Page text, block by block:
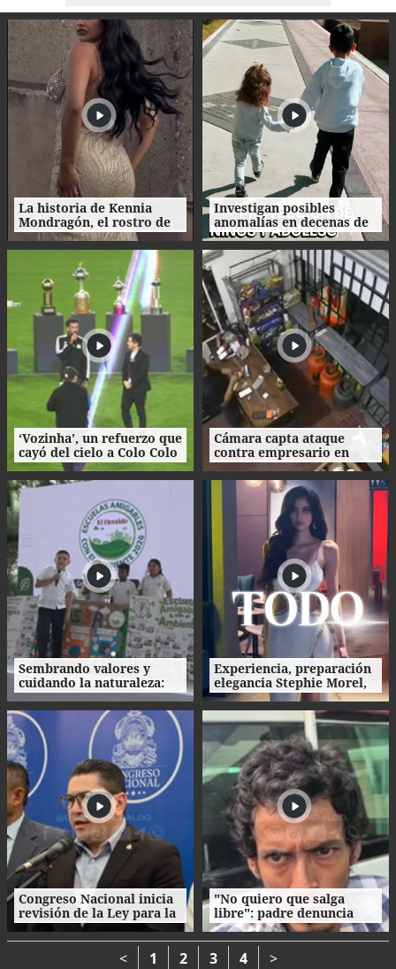
La historia de Kennia
Mondragón, el rostro de
Miss Francisco Morazán
que busca la corona
Investigan posibles
anomalías en decenas de
procesos de adopción en
Honduras
‘Vozinha’, un refuerzo que
cayó del cielo a Colo Colo
como su camiseta en la
bienvenida
Cámara capta ataque
contra empresario en
Danlí
Sembrando valores y
cuidando la naturaleza:
así fue la clausura de las
Escuelas Amigables con el
Ambiente
Experiencia, preparación
elegancia Stephie Morel,
Miss Cortés va por la
corona de Miss Honduras
2026
Congreso Nacional inicia
revisión de la Ley para la
Gestión Integral de
Residuos en Honduras
"No quiero que salga
libre": padre denuncia
agresión de su propio
hijo en La Ceiba
< 1 2 3 4 >